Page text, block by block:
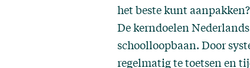
het beste kunt
De kerndoelen
schoolloopbaan. Door
regelmatig te toetsen en